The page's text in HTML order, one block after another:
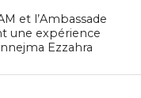
et l’Ambassade
une expérience
Ezzahra